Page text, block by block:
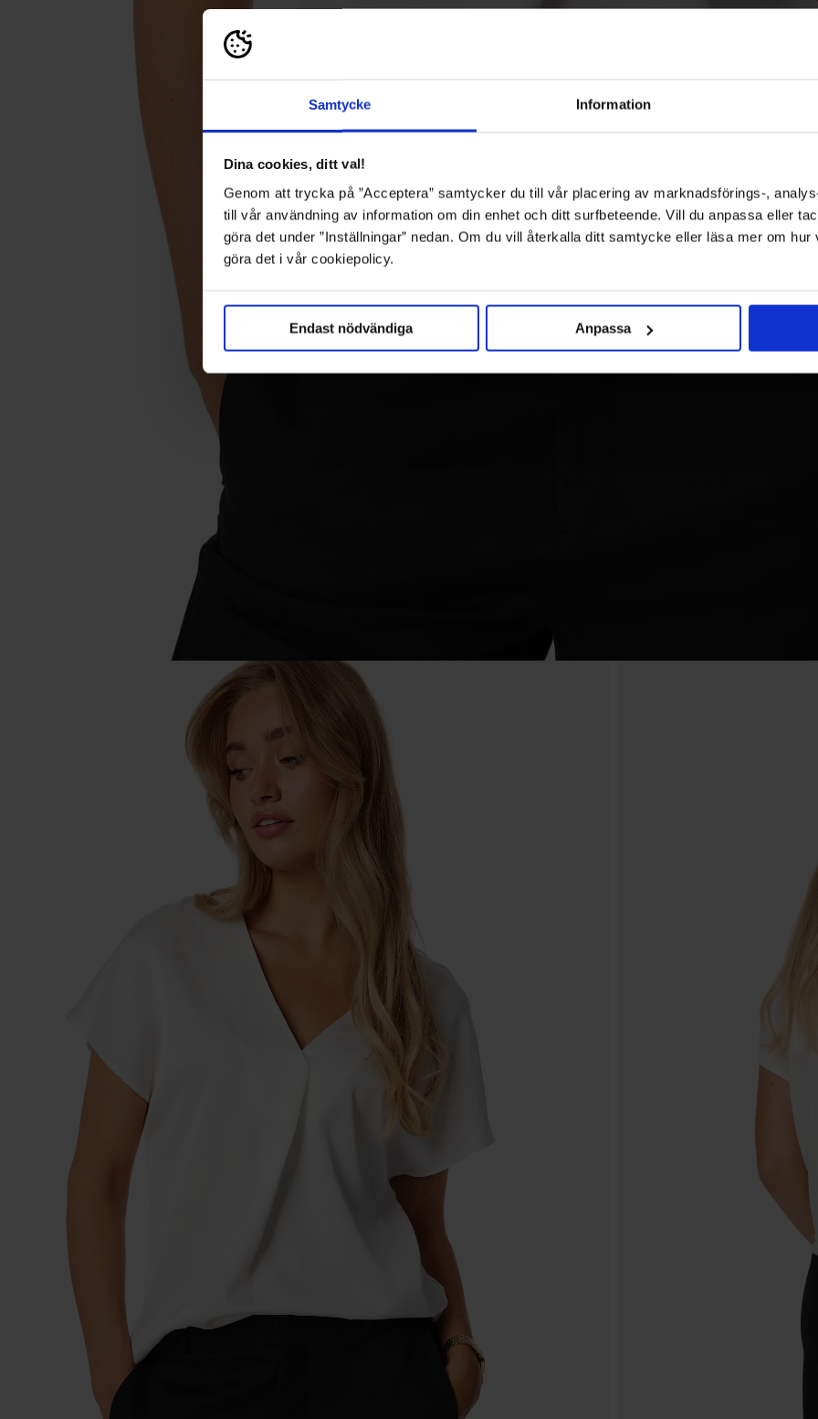
Samtycke Information
Dina cookies, ditt val!
Genom att trycka på ”Acceptera” samtycker du till vår placering av marknadsförings-,
till vår användning av information om din enhet och ditt surfbeteende. Vill du anpassa eller
göra det under ”Inställningar” nedan. Om du vill återkalla ditt samtycke eller läsa mer om
göra det i vår cookiepolicy.
Endast nödvändiga Anpassa